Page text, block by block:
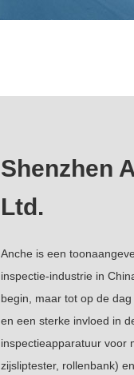
Shenzhen
Ltd.
Anche is een
inspectie-industrie in
begin, maar tot op de
en een sterke invloed in
inspectieapparatuur voor
zijsliptester, rollenbank)